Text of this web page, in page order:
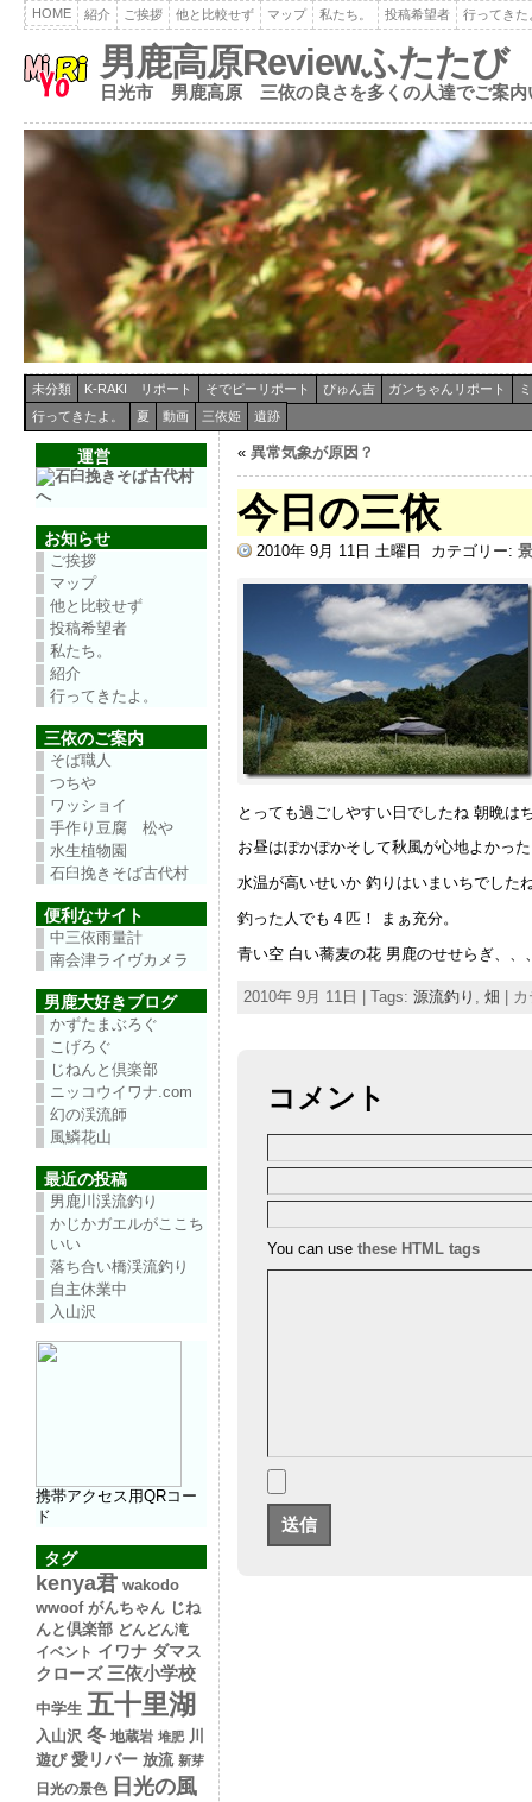
HOME 紹介 ご挨拶 他と比較せず マップ 私たち。 投稿希望者 行ってきた
男鹿高原Reviewふたたび
日光市 男鹿高原 三依の良さを多くの人達でご案
未分類 K-RAKI リポート そでピーリポート ぴゅん吉 ガンちゃんリポート
行ってきたよ。
夏 動画 三依姫 遺跡
運営
お知らせ
ご挨拶
マップ
他と比較せず
投稿希望者
私たち。
紹介
行ってきたよ。
三依のご案内
そば職人
つちや
ワッショイ
手作り豆腐 松や
水生植物園
石臼挽きそば古代村
便利なサイト
中三依雨量計
南会津ライヴカメラ
男鹿大好きブログ
かずたまぶろぐ
こげろぐ
じねんと倶楽部
ニッコウイワナ.com
幻の渓流師
風鱗花山
最近の投稿
男鹿川渓流釣り
かじかガエルがここち
いい
落ち合い橋渓流釣り
自主休業中
入山沢
携帯アクセス用QRコー
ド
タグ
kenya君 wakodo
wwoof がんちゃん じね
んと倶楽部 どんどん滝
イベント イワナ ダマス
クローズ 三依小学校
中学生 五十里湖
入山沢 冬 地蔵岩 堆肥 川
遊び 愛リバー 放流 新芽
日光の景色
日光の風
« 異常気象が原因？
今日の三依
2010年 9月 11日 土曜日 カテゴリー:
とっても過ごしやすい日でしたね 朝晩は
お昼はぽかぽかそして秋風が心地よかっ
水温が高いせいか 釣りはいまいちでした
釣った人でも４匹！ まぁ充分。
青い空 白い蕎麦の花 男鹿のせせらぎ、、
2010年 9月 11日 | Tags: 源流釣り 畑 |
コメント
You can use these HTML tags